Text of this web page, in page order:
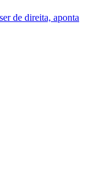
de direita, aponta